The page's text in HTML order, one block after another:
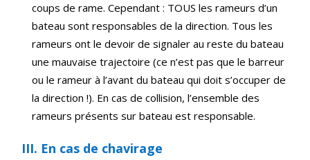
coups de rame. Cependant : TOUS les rameurs d’un
bateau sont responsables de la direction. Tous les
rameurs ont le devoir de signaler au reste du bateau
une mauvaise trajectoire (ce n’est pas que le barreur
ou le rameur à l’avant du bateau qui doit s’occuper de
la direction !). En cas de collision, l’ensemble des
rameurs présents sur bateau est responsable.
III. En cas de chavirage